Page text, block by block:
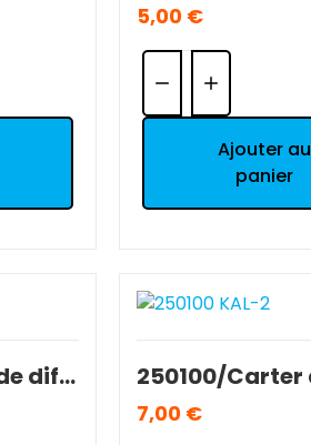
5,00 €
Quantité:
Ajouter au
panier
250100/Carter de diff. AR T2M 1/10 Séries 5000/7000 NEUF.
7,00 €